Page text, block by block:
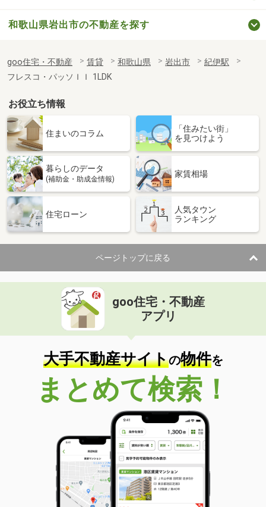
和歌山県岩出市の不動産を探す
goo住宅・不動産 賃貸 和歌山県 岩出市
紀伊駅
フレスコ・パッソＩＩ 1LDK
お役立ち情報
住まいのコラム
「住みたい街」
を見つけよう
暮らしのデータ
(補助金・助成金情報)
家賃相場
住宅ローン
人気タウン
ランキング
ページトップに戻る
goo住宅・不動産
アプリ
大手不動産サイトの物件を
まとめて検索！